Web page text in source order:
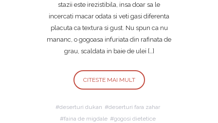
stazii este irezistibila, insa doar sa le
incercati macar odata si veti gasi diferenta
placuta ca textura si gust. Nu spun ca nu
mananc, o gogoasa infuriata din rafinata de
grau, scaldata in baie de ulei […]
CITESTE MAI MULT
deserturi dukan
deserturi fara zahar
faina de migdale
gogosi dietetice